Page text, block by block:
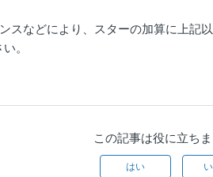
スなどにより、スターの加算に上記
。
この記事は役に立ち
はい